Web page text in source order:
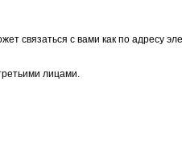
связаться с вами как по адресу
лицами.